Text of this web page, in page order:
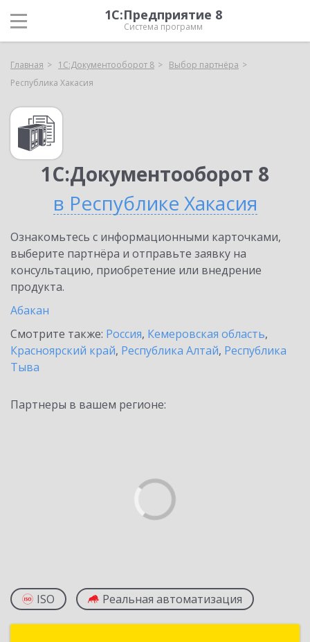
1С:Предприятие 8
Система программ
Главная 1С:Документооборот 8
Выбор партнёра
Республика Хакасия
1С:Документооборот 8
в Республике Хакасия
Ознакомьтесь с информационными карточками,
выберите партнёра и отправьте заявку на
консультацию, приобретение или внедрение
продукта.
Абакан
Смотрите также: Россия, Кемеровская область,
Красноярский край, Республика Алтай, Республика
Тыва
Партнеры в вашем регионе:
ISO Реальная автоматизация